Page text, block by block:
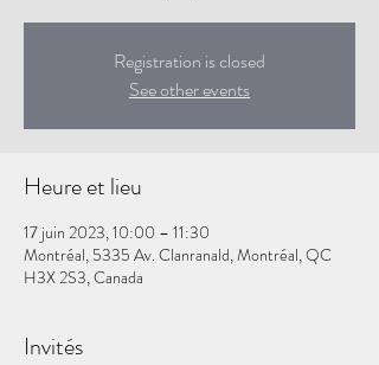
Registration is closed
See other events
Heure et lieu
17 juin 2023, 10:00 – 11:30
Montréal, 5335 Av. Clanranald, Montréal, QC
H3X 2S3, Canada
Invités